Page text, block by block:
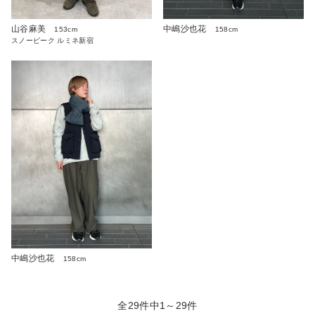
山谷麻美
153cm
スノーピーク ルミネ新宿
中嶋沙也花 158cm
中嶋沙也花 158cm
全29件中1～29件